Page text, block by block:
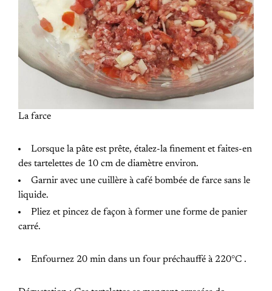
La farce
Lorsque la pâte est prête, étalez-la finement et faites-en
des tartelettes de 10 cm de diamètre environ.
Garnir avec une cuillère à café bombée de farce sans le
liquide.
Pliez et pincez de façon à former une forme de panier
carré.
Enfournez 20 min dans un four préchauffé à 220°C .